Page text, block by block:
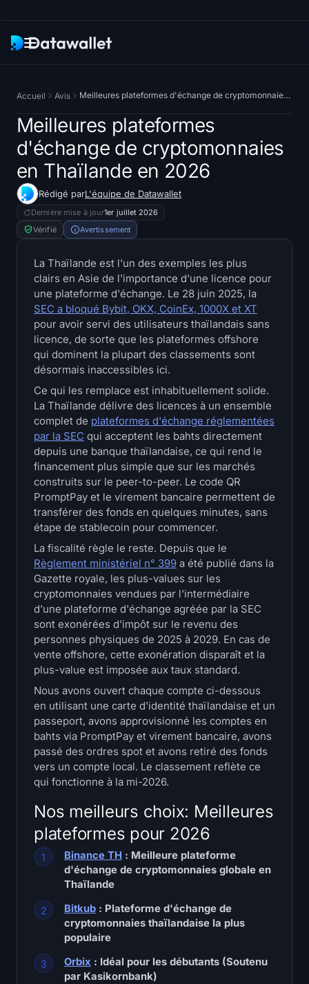
Recherche
Traqueurs d'ETF
ETF Bitcoin
ETF Ethereum
Hyperliquid ETF
Trésoreries
Trésoreries Bitcoin
Trésoreries Ethereum
Trésoreries Solana
Trésoreries Hyperliquid
Liquidations
Toutes les Liquidations
Carte thermique du BTC
Carte thermique de l'ETH
Carte thermique SOL
Carte thermique de HYPE
Carte thermique ZEC
Données de marché
Dominance du Bitcoin
Indice de Peur et de Cupidité
Carte thermique du RSI
Funding Rates
open interest
Valeur Totale Verrouillée
Accueil Avis Meilleures plateformes d'échange de cryptomonnaies en Thaïlande en 2026
Meilleures plateformes
d'échange de cryptomonnaies
en Thaïlande en 2026
Rédigé parL'équipe de Datawallet
Dernière mise à jour1er juillet 2026
Vérifié
Avertissement
La Thaïlande est l'un des exemples les plus
clairs en Asie de l'importance d'une licence pour
une plateforme d'échange. Le 28 juin 2025, la
SEC a bloqué Bybit, OKX, CoinEx, 1000X et XT
pour avoir servi des utilisateurs thaïlandais sans
licence, de sorte que les plateformes offshore
qui dominent la plupart des classements sont
désormais inaccessibles ici.
Ce qui les remplace est inhabituellement solide.
La Thaïlande délivre des licences à un ensemble
complet de plateformes d'échange réglementées
par la SEC qui acceptent les bahts directement
depuis une banque thaïlandaise, ce qui rend le
financement plus simple que sur les marchés
construits sur le peer-to-peer. Le code QR
PromptPay et le virement bancaire permettent de
transférer des fonds en quelques minutes, sans
étape de stablecoin pour commencer.
La fiscalité règle le reste. Depuis que le
Règlement ministériel n° 399 a été publié dans la
Gazette royale, les plus-values sur les
cryptomonnaies vendues par l'intermédiaire
d'une plateforme d'échange agréée par la SEC
sont exonérées d'impôt sur le revenu des
personnes physiques de 2025 à 2029. En cas de
vente offshore, cette exonération disparaît et la
plus-value est imposée aux taux standard.
Nous avons ouvert chaque compte ci-dessous
en utilisant une carte d'identité thaïlandaise et un
passeport, avons approvisionné les comptes en
bahts via PromptPay et virement bancaire, avons
passé des ordres spot et avons retiré des fonds
vers un compte local. Le classement reflète ce
qui fonctionne à la mi-2026.
Nos meilleurs choix: Meilleures
plateformes pour 2026
Binance TH : Meilleure plateforme
d'échange de cryptomonnaies globale en
Thaïlande
Bitkub : Plateforme d'échange de
cryptomonnaies thaïlandaise la plus
populaire
Orbix : Idéal pour les débutants (Soutenu
par Kasikornbank)